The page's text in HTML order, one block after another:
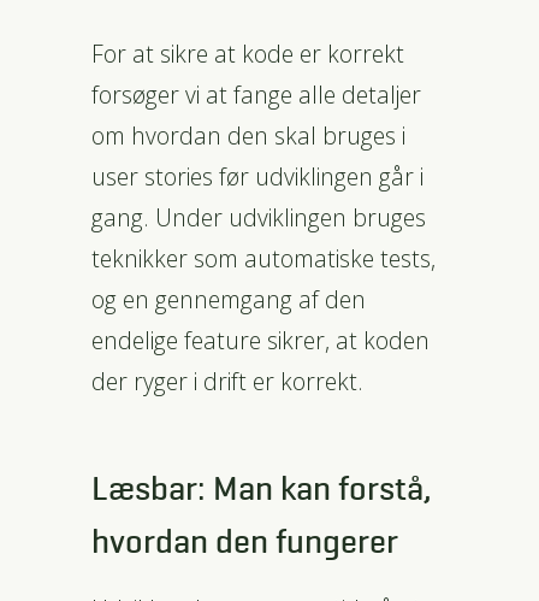
For at sikre at kode er korrekt
forsøger vi at fange alle detaljer
om hvordan den skal bruges i
user stories før udviklingen går i
gang. Under udviklingen bruges
teknikker som automatiske tests,
og en gennemgang af den
endelige feature sikrer, at koden
der ryger i drift er korrekt.
Læsbar: Man kan forstå,
hvordan den fungerer